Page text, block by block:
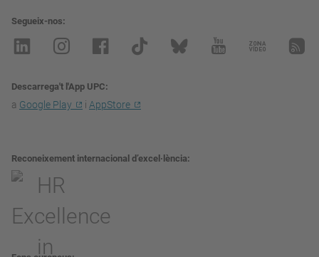
Segueix-nos
Descarrega't l'App UPC
a Google Play i AppStore
Reconeixement internacional d’excel·lència